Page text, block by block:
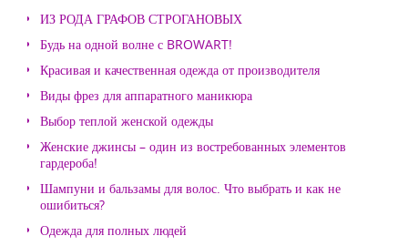
ИЗ РОДА ГРАФОВ СТРОГАНОВЫХ
Будь на одной волне с BROWART!
Красивая и качественная одежда от производителя
Виды фрез для аппаратного маникюра
Выбор теплой женской одежды
Женские джинсы – один из востребованных элементов
гардероба!
Шампуни и бальзамы для волос. Что выбрать и как не
ошибиться?
Одежда для полных людей